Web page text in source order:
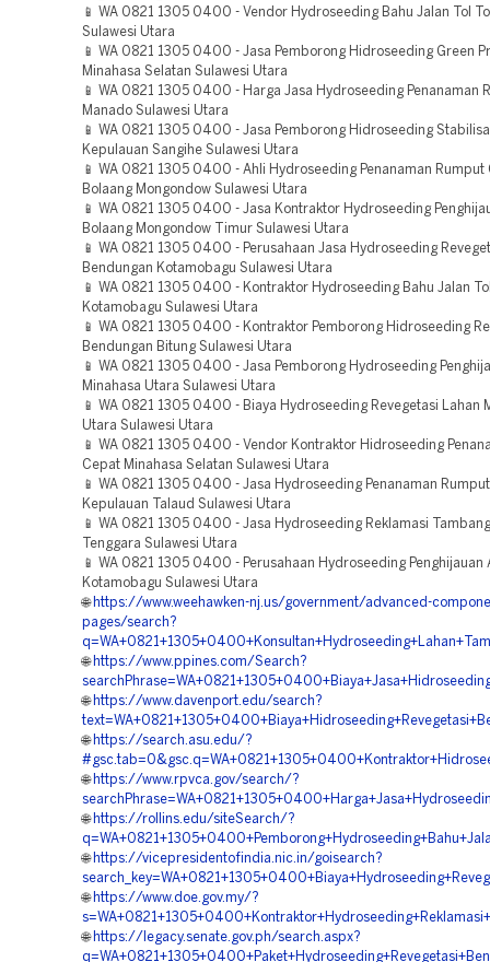
📱 WA 0821 1305 0400 - Vendor Hydroseeding Bahu Jalan Tol
Sulawesi Utara
📱 WA 0821 1305 0400 - Jasa Pemborong Hidroseeding Green
Minahasa Selatan Sulawesi Utara
📱 WA 0821 1305 0400 - Harga Jasa Hydroseeding Penanaman
Manado Sulawesi Utara
📱 WA 0821 1305 0400 - Jasa Pemborong Hidroseeding
Kepulauan Sangihe Sulawesi Utara
📱 WA 0821 1305 0400 - Ahli Hydroseeding Penanaman Rumput
Bolaang Mongondow Sulawesi Utara
📱 WA 0821 1305 0400 - Jasa Kontraktor Hydroseeding
Bolaang Mongondow Timur Sulawesi Utara
📱 WA 0821 1305 0400 - Perusahaan Jasa Hydroseeding
Bendungan Kotamobagu Sulawesi Utara
📱 WA 0821 1305 0400 - Kontraktor Hydroseeding Bahu Jalan
Kotamobagu Sulawesi Utara
📱 WA 0821 1305 0400 - Kontraktor Pemborong Hidroseeding
Bendungan Bitung Sulawesi Utara
📱 WA 0821 1305 0400 - Jasa Pemborong Hydroseeding
Minahasa Utara Sulawesi Utara
📱 WA 0821 1305 0400 - Biaya Hydroseeding Revegetasi Lahan
Utara Sulawesi Utara
📱 WA 0821 1305 0400 - Vendor Kontraktor Hidroseeding
Cepat Minahasa Selatan Sulawesi Utara
📱 WA 0821 1305 0400 - Jasa Hydroseeding Penanaman
Kepulauan Talaud Sulawesi Utara
📱 WA 0821 1305 0400 - Jasa Hydroseeding Reklamasi
Tenggara Sulawesi Utara
📱 WA 0821 1305 0400 - Perusahaan Hydroseeding Penghijauan
Kotamobagu Sulawesi Utara
🌐 https://www.weehawken-nj.us/government/advanced-
pages/search?
🌐 https://www.ppines.com/Search?
🌐 https://www.davenport.edu/search?
🌐 https://search.asu.edu/?
🌐 https://www.rpvca.gov/search/?
🌐 https://rollins.edu/siteSearch/?
🌐 https://vicepresidentofindia.nic.in/goisearch?
🌐 https://www.doe.gov.my/?
🌐 https://legacy.senate.gov.ph/search.aspx?